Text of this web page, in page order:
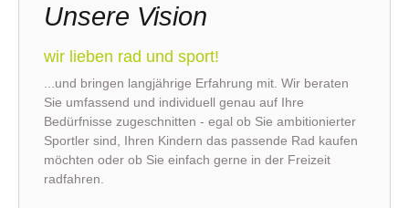
Unsere Vision
wir lieben rad und sport!
...und bringen langjährige Erfahrung mit. Wir beraten
Sie umfassend und individuell genau auf Ihre
Bedürfnisse zugeschnitten - egal ob Sie ambitionierter
Sportler sind, Ihren Kindern das passende Rad kaufen
möchten oder ob Sie einfach gerne in der Freizeit
radfahren.